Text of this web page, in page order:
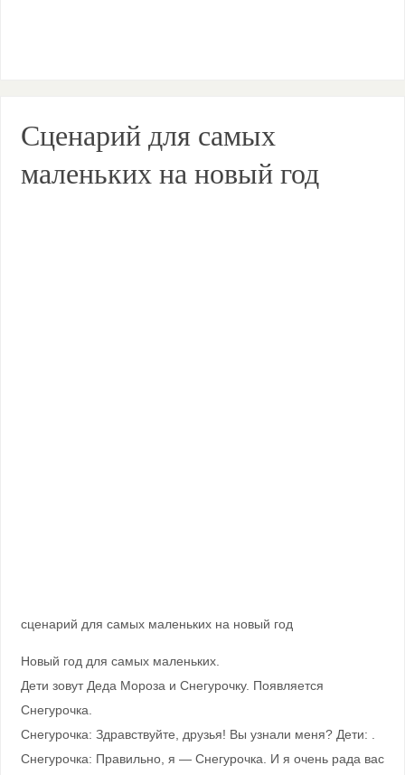
Сценарий для самых
маленьких на новый год
сценарий для самых маленьких на новый год
Новый год для самых маленьких.
Дети зовут Деда Мороза и Снегурочку. Появляется
Снегурочка.
Снегурочка: Здравствуйте, друзья! Вы узнали меня? Дети: .
Снегурочка: Правильно, я — Снегурочка. И я очень рада вас